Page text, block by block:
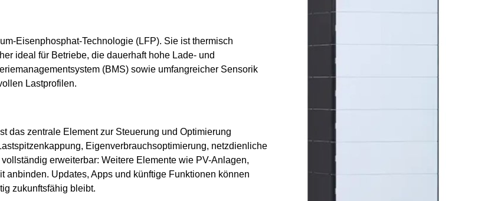
Eisenphosphat-Technologie (LFP). Sie ist thermisch
ideal für Betriebe, die dauerhaft hohe Lade- und
(BMS) sowie umfangreicher Sensorik
Lastprofilen.
das zentrale Element zur Steuerung und Optimierung
Eigenverbrauchsoptimierung, netzdienliche
erweiterbar: Weitere Elemente wie PV-Anlagen,
Updates, Apps und künftige Funktionen können
zukunftsfähig bleibt.